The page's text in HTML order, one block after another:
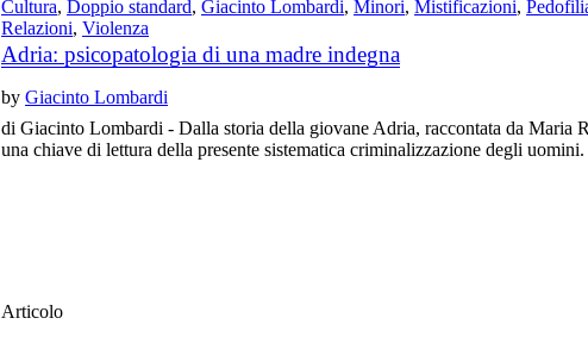
Cultura,Doppio standard,Giacinto Lombardi,Minori,Mistificazioni,
Relazioni,Violenza
Adria: psicopatologia di una madre indegna
byGiacinto Lombardi
di Giacinto Lombardi - Dalla storia della giovane Adria, raccontata da Maria
una chiave di lettura della presente sistematica criminalizzazione degli uomini.
Articolo